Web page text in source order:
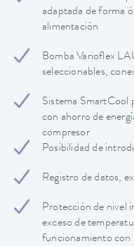
adaptada de forma
alimentación
Bomba Varioflex
seleccionables,
Sistema SmartCool
con ahorro de
compresor
Posibilidad de
Registro de datos,
Protección de nivel
exceso de
funcionamiento con